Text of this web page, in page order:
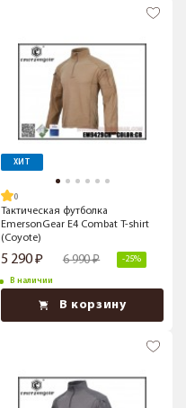
ХИТ
Тактическая футболка
EmersonGear E4 Combat T-shirt
(Coyote)
5 290 6 990 -25%
В наличии
В корзину